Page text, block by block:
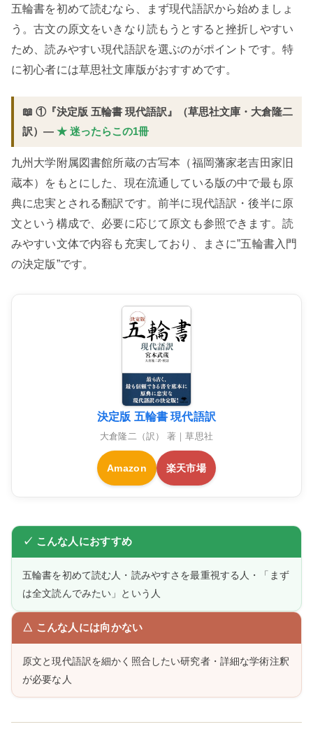
五輪書を初めて読むなら、まず現代語訳から始めましょ
う。古文の原文をいきなり読もうとすると挫折しやすい
ため、読みやすい現代語訳を選ぶのがポイントです。特
に初心者には草思社文庫版がおすすめです。
📖 ①『決定版 五輪書 現代語訳』（草思社文庫・大倉隆二
訳）― ★ 迷ったらこの1冊
九州大学附属図書館所蔵の古写本（福岡藩家老吉田家旧
蔵本）をもとにした、現在流通している版の中で最も原
典に忠実とされる翻訳です。前半に現代語訳・後半に原
文という構成で、必要に応じて原文も参照できます。読
みやすい文体で内容も充実しており、まさに”五輪書入門
の決定版”です。
決定版 五輪書 現代語訳
大倉隆二（訳） 著｜草思社
Amazon 楽天市場
✓ こんな人におすすめ
五輪書を初めて読む人・読みやすさを最重視する人・「まず
は全文読んでみたい」という人
△ こんな人には向かない
原文と現代語訳を細かく照合したい研究者・詳細な学術注釈
が必要な人